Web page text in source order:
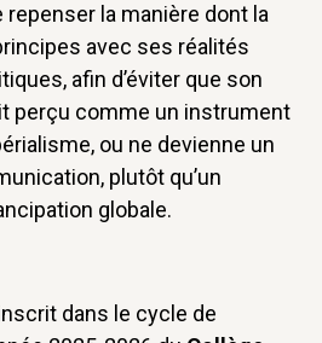
repenser la manière dont la
avec ses réalités
afin d’éviter que son
perçu comme un instrument
ou ne devienne un
plutôt qu’un
globale.
dans le cycle de